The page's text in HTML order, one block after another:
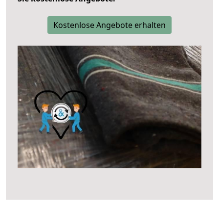
Kostenlose Angebote erhalten